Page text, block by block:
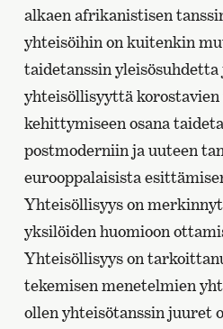
alkaen afrikanistisen
yhteisöihin on kuitenkin
taidetanssin
yhteisöllisyyttä
kehittymiseen osana
postmoderniin ja uuteen
eurooppalaisista
Yhteisöllisyys on
yksilöiden huomioon
Yhteisöllisyys on
tekemisen menetelmien
ollen yhteisötanssin juuret